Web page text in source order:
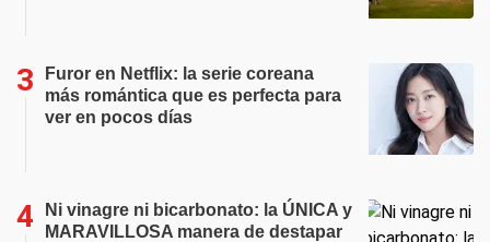
Furor en Netflix: la serie coreana
más romántica que es perfecta para
ver en pocos días
Ni vinagre ni bicarbonato: la ÚNICA y
MARAVILLOSA manera de destapar